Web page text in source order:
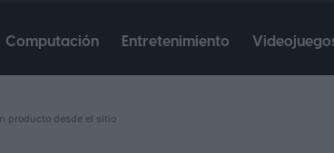
Computación Entretenimiento
producto desde el sitio